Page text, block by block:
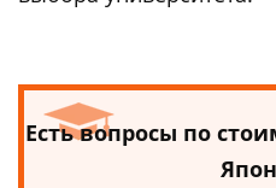
Есть вопросы по